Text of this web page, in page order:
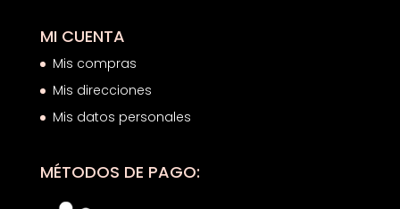
MI CUENTA
Mis compras
Mis direcciones
Mis datos personales
MÉTODOS DE PAGO: